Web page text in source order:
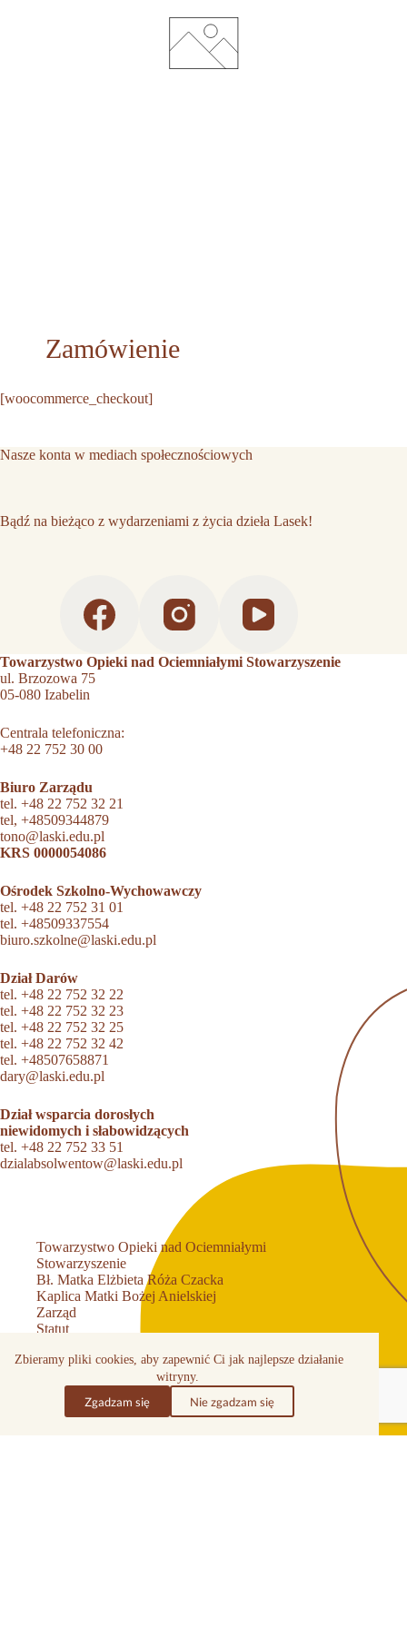
Zbieramy pliki cookies, aby zapewnić Ci jak najlepsze działanie
witryny.
Zgadzam się Nie zgadzam się
Zamówienie
[woocommerce_checkout]
Nasze konta w mediach społecznościowych
Bądź na bieżąco z wydarzeniami z życia dzieła Lasek!
Towarzystwo Opieki nad Ociemniałymi Stowarzyszenie
ul. Brzozowa 75
05-080 Izabelin
Centrala telefoniczna:
+48 22 752 30 00
Biuro Zarządu
tel. +48 22 752 32 21
tel, +48509344879
tono@laski.edu.pl
KRS 0000054086
Ośrodek Szkolno-Wychowawczy
tel. +48 22 752 31 01
tel. +48509337554
biuro.szkolne@laski.edu.pl
Dział Darów
tel. +48 22 752 32 22
tel. +48 22 752 32 23
tel. +48 22 752 32 25
tel. +48 22 752 32 42
tel. +48507658871
dary@laski.edu.pl
Dział wsparcia dorosłych
niewidomych i słabowidzących
tel. +48 22 752 33 51
dzialabsolwentow@laski.edu.pl
Towarzystwo Opieki nad Ociemniałymi
Stowarzyszenie
Bł. Matka Elżbieta Róża Czacka
Kaplica Matki Bożej Anielskiej
Zarząd
Statut
Przetargi i zapytania ofertowe
Dokumenty